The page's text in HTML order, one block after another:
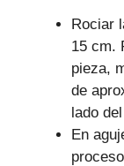
Rociar
15 cm.
pieza,
de
lado
En